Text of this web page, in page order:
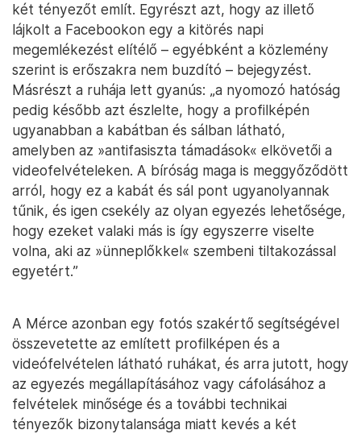
két tényezőt említ. Egyrészt azt, hogy az illető
lájkolt a Facebookon egy a kitörés napi
megemlékezést elítélő – egyébként a közlemény
szerint is erőszakra nem buzdító – bejegyzést.
Másrészt a ruhája lett gyanús: „a nyomozó hatóság
pedig később azt észlelte, hogy a profilképén
ugyanabban a kabátban és sálban látható,
amelyben az »antifasiszta támadások« elkövetői a
videofelvételeken. A bíróság maga is meggyőződött
arról, hogy ez a kabát és sál pont ugyanolyannak
tűnik, és igen csekély az olyan egyezés lehetősége,
hogy ezeket valaki más is így egyszerre viselte
volna, aki az »ünneplőkkel« szembeni tiltakozással
egyetért.”
A Mérce azonban egy fotós szakértő segítségével
összevetette az említett profilképen és a
videófelvételen látható ruhákat, és arra jutott, hogy
az egyezés megállapításához vagy cáfolásához a
felvételek minősége és a további technikai
tényezők bizonytalansága miatt kevés a két